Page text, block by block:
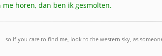
horen, dan ben ik gesmolten.
so if you care to find me, look to the western sky, as